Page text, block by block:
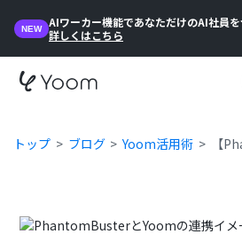
NEW
AIワーカー機能であなただけのAI社員を
詳しくはこちら
トップ ブログ Yoom活用術 【